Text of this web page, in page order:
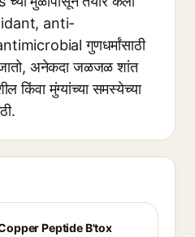
anti-
गुणधर्मांसाठी
अनेकदा जळजळ शांत
किंवा मुंग्यांच्या समस्येच्या
Peptide B'tox